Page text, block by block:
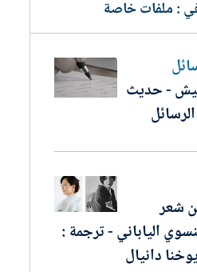
: ملفات خاصة
- حديث
شعر
الياباني - ترجمة :
دانيال